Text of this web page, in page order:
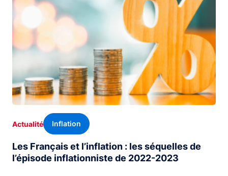
Actualité Inflation
Les Français et l’inflation : les séquelles de
l’épisode inflationniste de 2022-2023